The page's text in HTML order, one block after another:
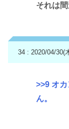
それは
34 : 2020/04/30(
>>9 オ
ん。